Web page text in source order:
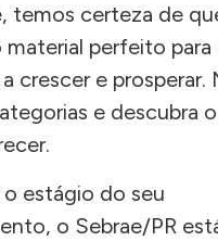
temos certeza de
perfeito para
crescer e prosperar.
e descubra
estágio do seu
o Sebrae/PR